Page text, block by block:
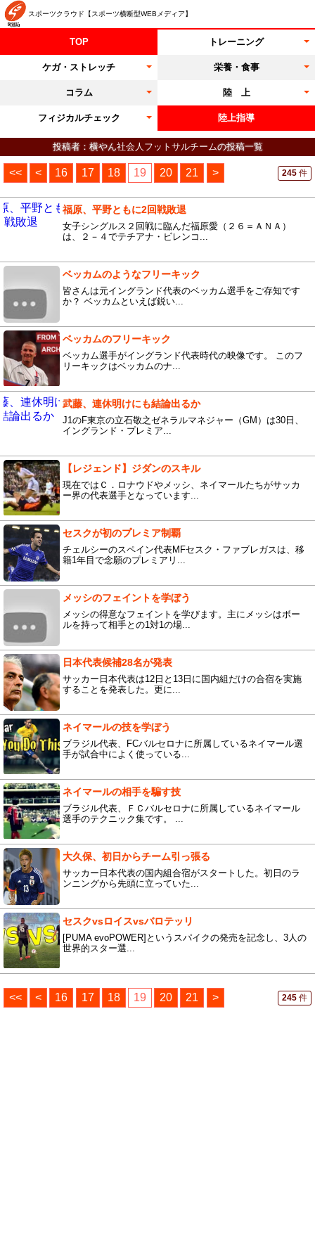
スポーツクラウド【スポーツ横断型WEBメディア】
TOP トレーニング
ケガ・ストレッチ 栄養・食事
コラム 陸 上
フィジカルチェック 陸上指導
投稿者：横やん社会人フットサルチームの投稿一覧
<< < 16 17 18 19 20 21 > 245 件
福原、平野ともに2回戦敗退
女子シングルス２回戦に臨んだ福原愛（２６＝ＡＮＡ）
は、２－４でテチアナ・ビレンコ...
ベッカムのようなフリーキック
皆さんは元イングランド代表のベッカム選手をご存知です
か？ ベッカムといえば鋭い...
ベッカムのフリーキック
ベッカム選手がイングランド代表時代の映像です。 このフ
リーキックはベッカムのナ...
武藤、連休明けにも結論出るか
J1のF東京の立石敬之ゼネラルマネジャー（GM）は30日、
イングランド・プレミア...
【レジェンド】ジダンのスキル
現在ではＣ．ロナウドやメッシ、ネイマールたちがサッカ
ー界の代表選手となっています...
セスクが初のプレミア制覇
チェルシーのスペイン代表MFセスク・ファブレガスは、移
籍1年目で念願のプレミアリ...
メッシのフェイントを学ぼう
メッシの得意なフェイントを学びます。主にメッシはボー
ルを持って相手との1対1の場...
日本代表候補28名が発表
サッカー日本代表は12日と13日に国内組だけの合宿を実施
することを発表した。更に...
ネイマールの技を学ぼう
ブラジル代表、FCバルセロナに所属しているネイマール選
手が試合中によく使っている...
ネイマールの相手を騙す技
ブラジル代表、ＦＣバルセロナに所属しているネイマール
選手のテクニック集です。 ...
大久保、初日からチーム引っ張る
サッカー日本代表の国内組合宿がスタートした。初日のラ
ンニングから先頭に立っていた...
セスクvsロイスvsバロテッリ
[PUMA evoPOWER]というスパイクの発売を記念し、3人の
世界的スター選...
<< < 16 17 18 19 20 21 > 245 件